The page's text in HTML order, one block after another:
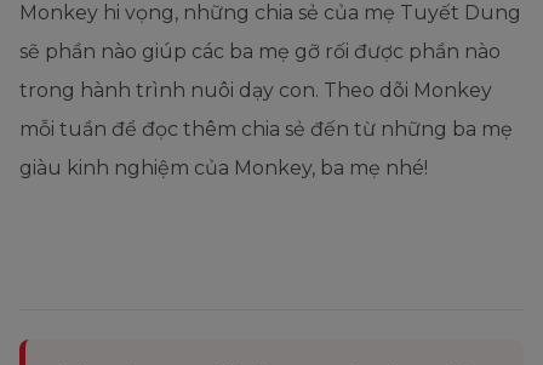
Monkey hi vọng, những chia sẻ của mẹ Tuyết Dung
sẽ phần nào giúp các ba mẹ gỡ rối được phần nào
trong hành trình nuôi dạy con. Theo dõi Monkey
mỗi tuần để đọc thêm chia sẻ đến từ những ba mẹ
giàu kinh nghiệm của Monkey, ba mẹ nhé!